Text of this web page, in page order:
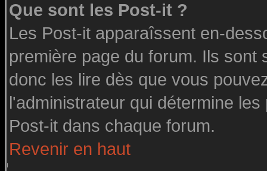
Que sont les Post-it ?
Les Post-it apparaîssent en-
première page du forum. Ils
donc les lire dès que vous
l'administrateur qui détermine
Post-it dans chaque forum.
Revenir en haut